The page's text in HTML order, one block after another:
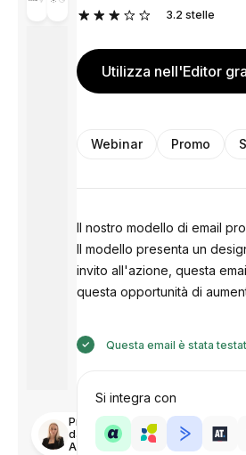
Progettato
da
Anastasiia
3.2 stelle
Utilizza nell'Editor
Webinar Promo
Il nostro modello di email
Il modello presenta un
invito all'azione, questa
questa opportunità di
Questa email è stata
Si integra con